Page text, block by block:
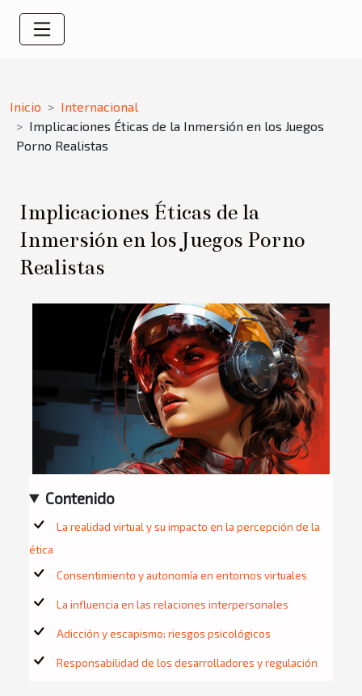
Inicio
Internacional
Implicaciones Éticas de la Inmersión en los Juegos
Porno Realistas
Implicaciones Éticas de la
Inmersión en los Juegos Porno
Realistas
Contenido
La realidad virtual y su impacto en la percepción de la
ética
Consentimiento y autonomía en entornos virtuales
La influencia en las relaciones interpersonales
Adicción y escapismo: riesgos psicológicos
Responsabilidad de los desarrolladores y regulación